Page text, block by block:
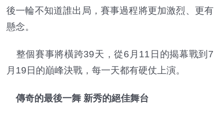
後一輪不知道誰出局，賽事過程將更加激烈、更有
懸念。
整個賽事將橫跨39天，從6月11日的揭幕戰到7
月19日的巔峰決戰，每一天都有硬仗上演。
傳奇的最後一舞 新秀的絕佳舞台